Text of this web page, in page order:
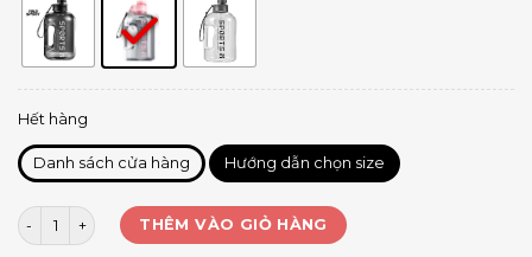
Hết hàng
Danh sách cửa hàng Hướng dẫn chọn size
Bình nước SPORT 2.7L +ống hút số lượng
THÊM VÀO GIỎ HÀNG